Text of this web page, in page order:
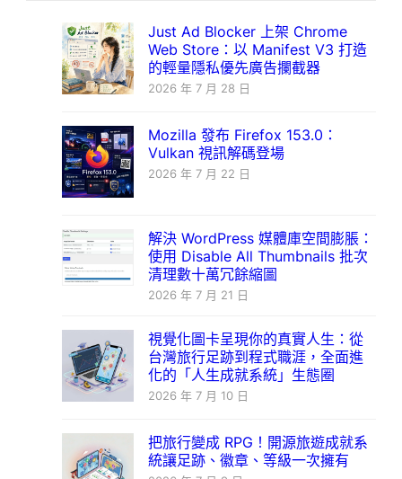
Just Ad Blocker 上架 Chrome
Web Store：以 Manifest V3 打造
的輕量隱私優先廣告攔截器
2026 年 7 月 28 日
Mozilla 發布 Firefox 153.0：
Vulkan 視訊解碼登場
2026 年 7 月 22 日
解決 WordPress 媒體庫空間膨脹：
使用 Disable All Thumbnails 批次
清理數十萬冗餘縮圖
2026 年 7 月 21 日
視覺化圖卡呈現你的真實人生：從
台灣旅行足跡到程式職涯，全面進
化的「人生成就系統」生態圈
2026 年 7 月 10 日
把旅行變成 RPG！開源旅遊成就系
統讓足跡、徽章、等級一次擁有